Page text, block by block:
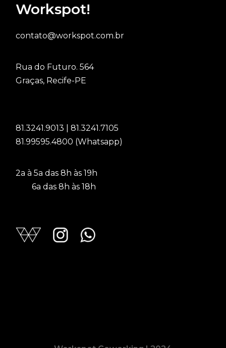
Workspot!
contato@workspot.com.br
Rua do Futuro. 564
Graças, Recife-PE
81.3241.9013 | 81.3241.7105
81.99595.4800 (Whatsapp)
2a à 5a das 8h às 19h
6a das 8h às 18h